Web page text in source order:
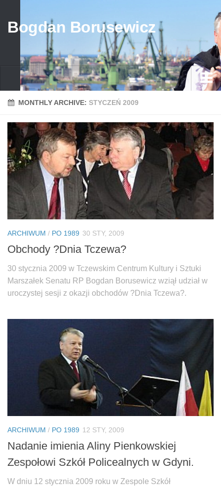
Bogdan Borusewicz
Aktualności
przed 1989
po 1989
Media
Galeria
Życiorys
Fundacja Jacka Kaczmarskiego
MONTHLY ARCHIVE: STYCZEŃ 2009
ARCHIWUM / PO 1989 30 STY, 2009
Obchody ?Dnia Tczewa?
30 stycznia 2009 w Tczewskim Centrum Kultury i Sztuki
Marszałek Senatu RP Bogdan Borusewicz wziął udział w
uroczystej sesji z okazji obchodów ?Dnia Tczewa?.
ARCHIWUM / PO 1989 12 STY, 2009
Nadanie imienia Aliny Pienkowskiej
Zespołowi Szkół Policealnych w Gdyni.
W dniu 12 stycznia 2009 roku w Zespole Szkół